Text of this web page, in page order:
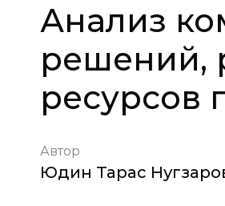
Анализ
решений,
ресурсов
Автор
Юдин Тарас